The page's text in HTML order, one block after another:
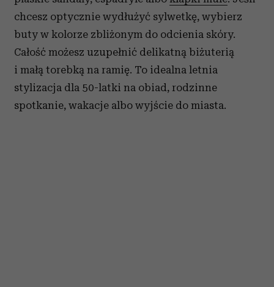
chcesz optycznie wydłużyć sylwetkę, wybierz
buty w kolorze zbliżonym do odcienia skóry.
Całość możesz uzupełnić delikatną biżuterią
i małą torebką na ramię. To idealna letnia
stylizacja dla 50-latki na obiad, rodzinne
spotkanie, wakacje albo wyjście do miasta.